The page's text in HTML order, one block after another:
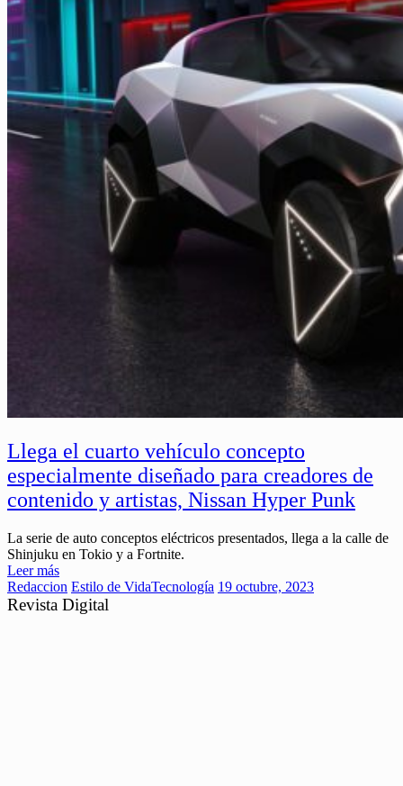
Llega el cuarto vehículo concepto
especialmente diseñado para creadores de
contenido y artistas, Nissan Hyper Punk
La serie de auto conceptos eléctricos presentados, llega a la calle de
Shinjuku en Tokio y a Fortnite.
Leer más
Redaccion Estilo de VidaTecnología 19 octubre, 2023
Revista Digital